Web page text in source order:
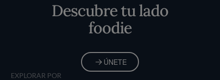
Descubre tu lado
foodie
ÚNETE
EXPLORAR POR